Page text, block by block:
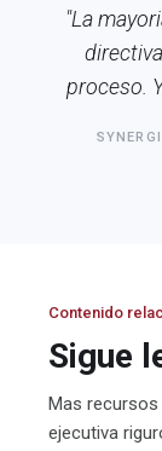
"La
proceso.
Contenido
Sigue
Mas
ejecutiva